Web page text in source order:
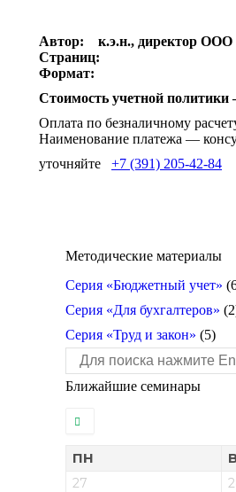
Автор: к.э.н., директор
Страниц:
Формат:
Стоимость учетной политики
Оплата по безналичному
Наименование платежа —
уточняйте +7 (391) 205-42-84
Методические материалы
Серия «Бюджетный учет»
Серия «Для бухгалтеров»
Серия «Труд и закон» (5)
Поиск:
Ближайшие семинары
ПН
27